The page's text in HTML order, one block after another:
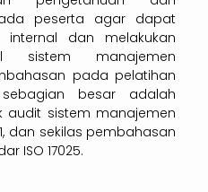
peserta agar dapat
dan melakukan
sistem manajemen
pada pelatihan
besar adalah
audit sistem manajemen
dan sekilas pembahasan
ISO 17025.